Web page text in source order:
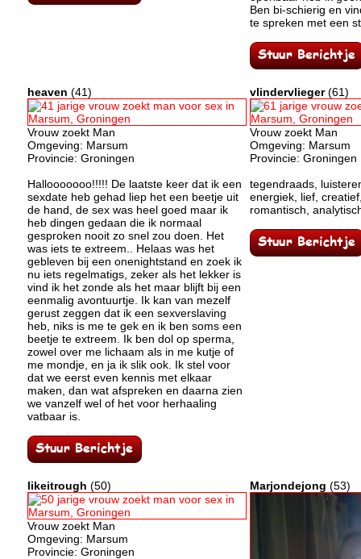
Ben bi-schierig en
te spreken met een
heaven (41)
Vrouw zoekt Man
Omgeving: Marsum
Provincie: Groningen
Hallooooooo!!!!! De laatste keer dat ik een
sexdate heb gehad liep het een beetje uit
de hand, de sex was heel goed maar ik
heb dingen gedaan die ik normaal
gesproken nooit zo snel zou doen. Het
was iets te extreem.. Helaas was het
gebleven bij een onenightstand en zoek ik
nu iets regelmatigs, zeker als het lekker is
vind ik het zonde als het maar blijft bij een
eenmalig avontuurtje. Ik kan van mezelf
gerust zeggen dat ik een sexverslaving
heb, niks is me te gek en ik ben soms een
beetje te extreem. Ik ben dol op sperma,
zowel over me lichaam als in me kutje of
me mondje, en ja ik slik ook. Ik stel voor
dat we eerst even kennis met elkaar
maken, dan wat afspreken en daarna zien
we vanzelf wel of het voor herhaaling
vatbaar is.
vlindervlieger(61)
Vrouw zoekt Man
Omgeving: Marsum
Provincie: Groningen
tegendraads,
energiek, lief,
romantisch,
likeitrough (50)
Vrouw zoekt Man
Omgeving: Marsum
Provincie: Groningen
Marjondejong (53)